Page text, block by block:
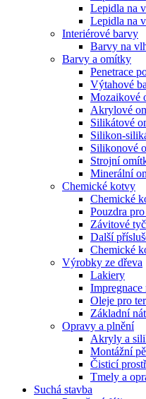
Lepidla na
Lepidla na
Interiérové barvy
Barvy na
Barvy a omítky
Penetrace
Výtahové
Mozaikové
Akrylové
Silikátové
Silikon-
Silikonové
Strojní
Minerální
Chemické kotvy
Chemické
Pouzdra
Závitové
Další
Chemické
Výrobky ze dřeva
Lakiery
Impregnace
Oleje pro
Základní
Opravy a plnění
Akryly a
Montážní
Čisticí
Tmely a
Suchá stavba